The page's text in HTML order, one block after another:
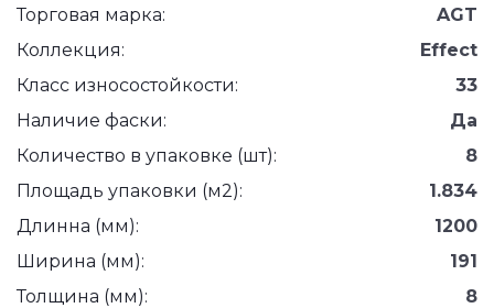
Торговая марка:
AGT
Коллекция:
Effect
Класс износостойкости:
33
Наличие фаски:
Да
Количество в упаковке (шт):
8
Площадь упаковки (м2):
1.834
Длинна (мм):
1200
Ширина (мм):
191
Толщина (мм):
8